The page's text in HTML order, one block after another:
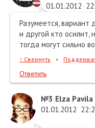
01.01.2012
Разумеется, вариант
и другой кто осилит,
тогда могут сильно
↑ Свернуть •
Ответить
№3 Elza Pavila
01.01.2012